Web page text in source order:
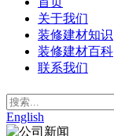
关于我们
装修建材知识
装修建材百科
联系我们
English